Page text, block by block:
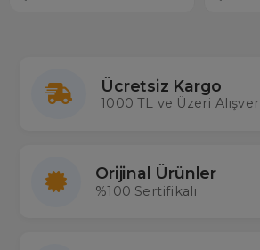
Ücretsiz Kargo
1000 TL ve Üzeri
Orijinal Ürünler
%100 Sertifikalı